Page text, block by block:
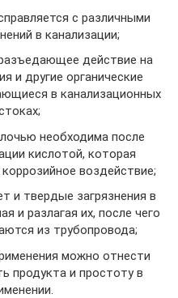
с различными
в канализации;
действие на
и другие органические
в канализационных
необходима после
кислотой, которая
воздействие;
и твердые загрязнения в
и разлагая их, после чего
из трубопровода;
можно отнести
продукта и простоту в